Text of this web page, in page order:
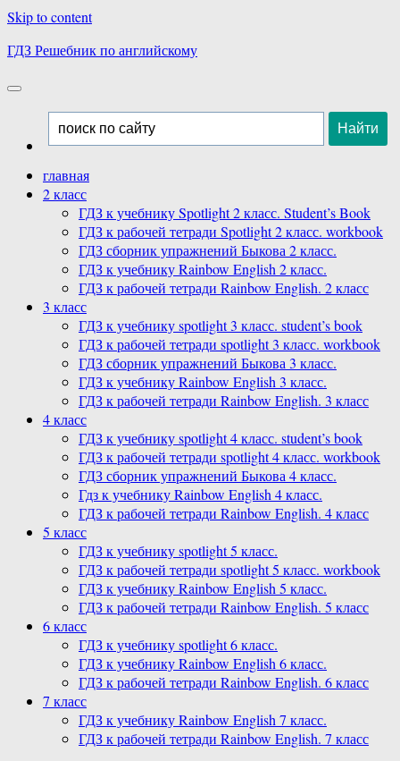
Skip to content
ГДЗ Решебник по английскому
главная
2 класс
ГДЗ к учебнику Spotlight 2 класс. Student’s Book
ГДЗ к рабочей тетради Spotlight 2 класс. workbook
ГДЗ сборник упражнений Быкова 2 класс.
ГДЗ к учебнику Rainbow English 2 класс.
ГДЗ к рабочей тетради Rainbow English. 2 класс
3 класс
ГДЗ к учебнику spotlight 3 класс. student’s book
ГДЗ к рабочей тетради spotlight 3 класс. workbook
ГДЗ сборник упражнений Быкова 3 класс.
ГДЗ к учебнику Rainbow English 3 класс.
ГДЗ к рабочей тетради Rainbow English. 3 класс
4 класс
ГДЗ к учебнику spotlight 4 класс. student’s book
ГДЗ к рабочей тетради spotlight 4 класс. workbook
ГДЗ сборник упражнений Быкова 4 класс.
Гдз к учебнику Rainbow English 4 класс.
ГДЗ к рабочей тетради Rainbow English. 4 класс
5 класс
ГДЗ к учебнику spotlight 5 класс.
ГДЗ к рабочей тетради spotlight 5 класс. workbook
ГДЗ к учебнику Rainbow English 5 класс.
ГДЗ к рабочей тетради Rainbow English. 5 класс
6 класс
ГДЗ к учебнику spotlight 6 класс.
ГДЗ к учебнику Rainbow English 6 класс.
ГДЗ к рабочей тетради Rainbow English. 6 класс
7 класс
ГДЗ к учебнику Rainbow English 7 класс.
ГДЗ к рабочей тетради Rainbow English. 7 класс